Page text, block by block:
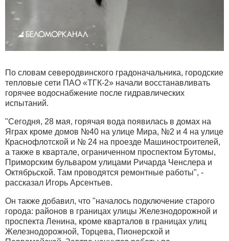
По словам северодвинского градоначальника, городские
тепловые сети ПАО «ТГК-2» начали восстанавливать
горячее водоснабжение после гидравлических
испытаний.
"Сегодня, 28 мая, горячая вода появилась в домах на
Яграх кроме домов №40 на улице Мира, №2 и 4 на улице
Краснофлотской и № 24 на проезде Машиностроителей,
а также в квартале, ограниченном проспектом Бутомы,
Приморским бульваром улицами Ричарда Ченслера и
Октябрьской. Там проводятся ремонтные работы", -
рассказал Игорь Арсентьев.
Он также добавил, что "началось подключение старого
города: районов в границах улицы Железнодорожной и
проспекта Ленина, кроме кварталов в границах улиц
Железнодорожной, Торцева, Пионерской и